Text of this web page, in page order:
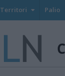
Territori Palio